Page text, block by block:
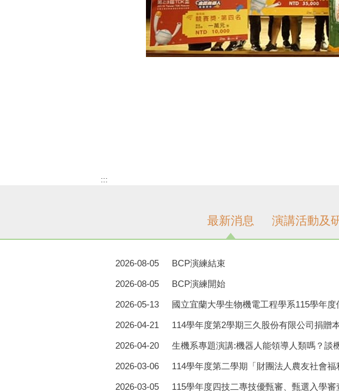
:::
最新消息 演講活動及
2026-08-05 BCP演練結束
2026-08-05 BCP演練開始
2026-05-13 國立宜蘭大學生物機電工程學系115學年
2026-04-21 114學年度第2學期三久股份有限公司捐贈
2026-04-20 生機系專題演講:機器人能領導人類嗎？談
2026-03-06 114學年度第二學期「財團法人農友社會
2026-03-05 115學年度四技二專技優甄審、甄選入學審